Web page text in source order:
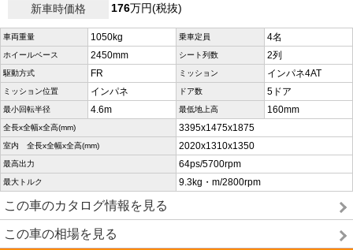
新車時価格
176万円(税抜)
車両重量 1050kg 乗車定員 4名
ホイールベース 2450mm シート列数 2列
駆動方式 FR ミッション インパネ4AT
ミッション位置 インパネ ドア数 5ドア
最小回転半径 4.6m 最低地上高 160mm
全長x全幅x全高(mm) 3395x1475x1875
室内 全長x全幅x全高(mm) 2020x1310x1350
最高出力 64ps/5700rpm
最大トルク 9.3kg・m/2800rpm
この車のカタログ情報を見る
この車の相場を見る